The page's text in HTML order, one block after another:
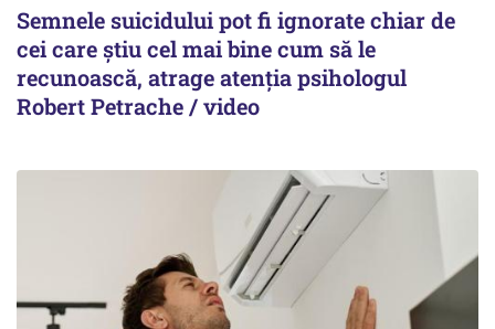
Semnele suicidului pot fi ignorate chiar de
cei care știu cel mai bine cum să le
recunoască, atrage atenția psihologul
Robert Petrache / video